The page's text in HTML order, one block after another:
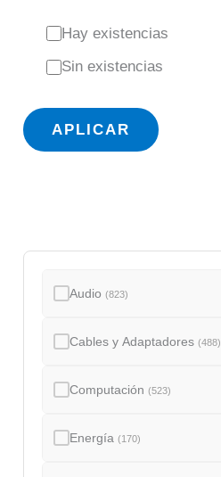
E
s
d
Hay existencias
Sin existencias
APLICAR
Audio(823)
Cables y Adaptadores(488)
Computación(523)
Energía(170)